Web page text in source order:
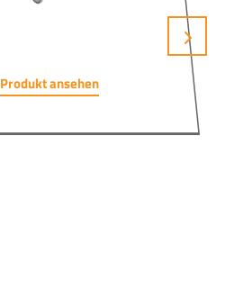
Produkt ansehen